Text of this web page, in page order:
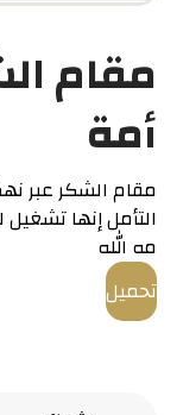
مقام
أمة
مقام الشكر عبر
التأمل إنها
مه الله
تحميل